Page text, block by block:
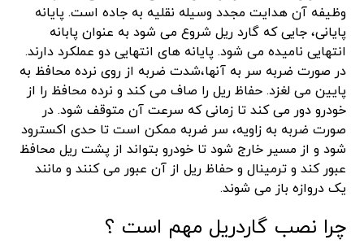
وظیفه آن هدایت مجدد وسیله نقلیه به جاده است. پایانه
پایانی، جایی که گارد ریل شروع می شود به عنوان پابانه
انتهایی نامیده می شود. پایانه های انتهایی دو عملکرد دارند.
در صورت ضربه سر به آنها،شدت ضربه از روی نرده محافظ به
پایین می لغزد. حفاظ ریل را صاف می کند و نرده محافظ را از
خودرو دور می کند تا زمانی که سرعت آن متوقف شود. در
صورت ضربه به زاویه، سر ضربه ممکن است تا حدی اکسترود
شود و از مسیر خارج شود تا خودرو بتواند از پشت ریل محافظ
عبور کند و ترمینال و حفاظ ریل از آن عبور می کنند و مانند
یک دروازه باز می شوند.
چرا نصب گاردریل مهم است ؟